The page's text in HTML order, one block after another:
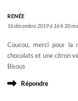
RENÉE
16 décembre 2019 à 16 h 20
Coucou, merci pour la
chocolats et une citron
Bisous
Répondre